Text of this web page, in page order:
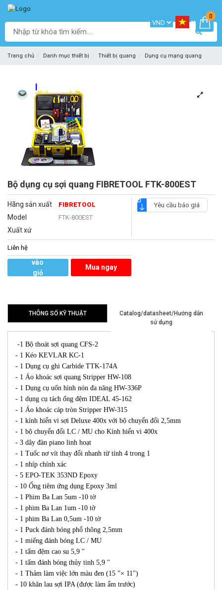
0
Trang chủ Danh mục thiết bị Thiết bị quang Dụng cụ mạng quang
Bộ dụng cụ sợi quang FIBRETOOL FTK-800EST
Hãng sản xuất FIBRETOOL
Model FTK-800EST
Xuất xứ
Yêu cầu báo giá
Liên hệ
vào
giỏ
Mua ngay
THÔNG SỐ KỸ THUẬT
Catalog/datasheet/Hướng dẫn
sử dụng
-1 Bộ thoát sợi quang CFS-2
- 1 Kéo KEVLAR KC-1
- 1 Dụng cụ ghi Carbide TTK-174A
- 1 Áo khoác sợi quang Stripper HW-108
- 1 Dụng cụ uốn hình nón đa năng HW-336P
- 1 dụng cụ tách ống đệm IDEAL 45-162
- 1 Áo khoác cáp tròn Stripper HW-315
- 1 kính hiển vi sợi Deluxe 400x với bộ chuyển đổi 2,5mm
- 1 bộ chuyển đổi LC / MU cho Kính hiển vi 400x
- 3 dây đàn piano linh hoạt
- 1 Tuốc nơ vít thay đổi nhanh từ tính 4 trong 1
- 1 nhíp chính xác
- 5 EPO-TEK 353ND Epoxy
- 10 Ống tiêm ứng dụng Epoxy 3ml
- 1 Phim Ba Lan 5um -10 tờ
- 1 phim Ba Lan 1um -10 tờ
- 1 phim Ba Lan 0,5um -10 tờ
- 1 Puck đánh bóng phổ thông 2,5mm
- 1 miếng đánh bóng LC / MU
- 1 tấm đệm cao su 5,9 "
- 1 tấm đánh bóng thủy tinh 5,9 "
- 1 Thảm làm việc lớn màu đen (15 "× 11")
- 10 khăn lau sợi IPA (được làm ẩm trước)